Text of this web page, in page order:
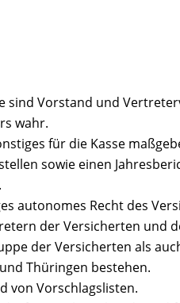
sind Vorstand und
wahr.
für die Kasse
sowie einen
autonomes Recht des
der Versicherten und
der Versicherten als
Thüringen bestehen.
von Vorschlagslisten.